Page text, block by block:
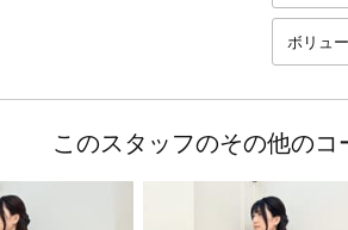
ボリュ
このスタッフのその他のコ